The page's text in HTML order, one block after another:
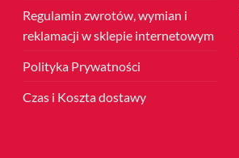
Regulamin zwrotów, wymian i
reklamacji w sklepie internetowym
Polityka Prywatności
Czas i Koszta dostawy